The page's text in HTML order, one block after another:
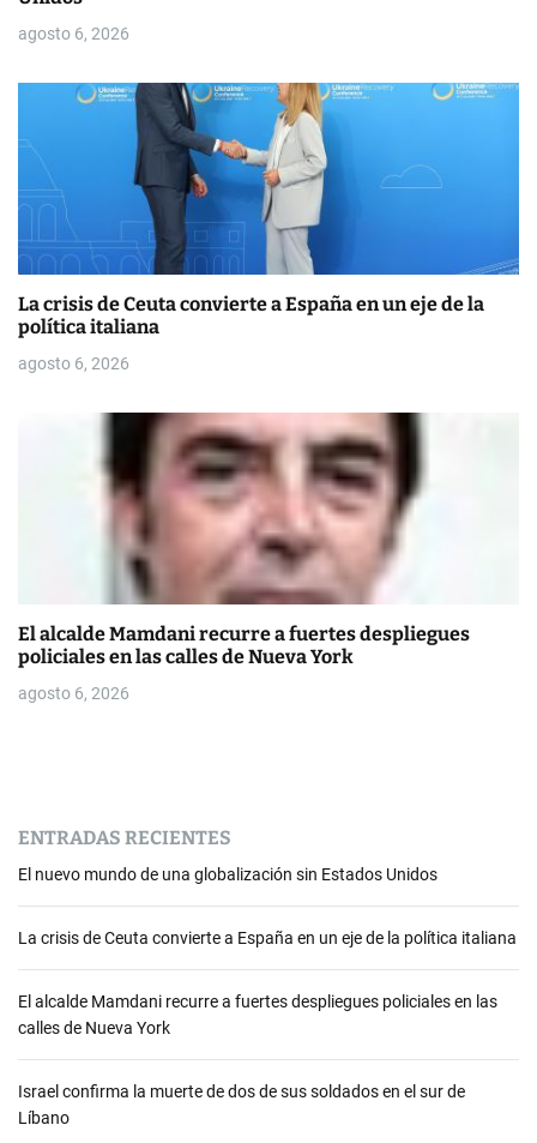
d
a
agosto 6, 2026
La crisis de Ceuta convierte a España en un eje de la
política italiana
agosto 6, 2026
El alcalde Mamdani recurre a fuertes despliegues
policiales en las calles de Nueva York
agosto 6, 2026
ENTRADAS RECIENTES
El nuevo mundo de una globalización sin Estados Unidos
La crisis de Ceuta convierte a España en un eje de la política italiana
El alcalde Mamdani recurre a fuertes despliegues policiales en las
calles de Nueva York
Israel confirma la muerte de dos de sus soldados en el sur de
Líbano